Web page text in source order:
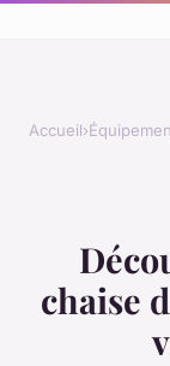
Accueil›
chaise